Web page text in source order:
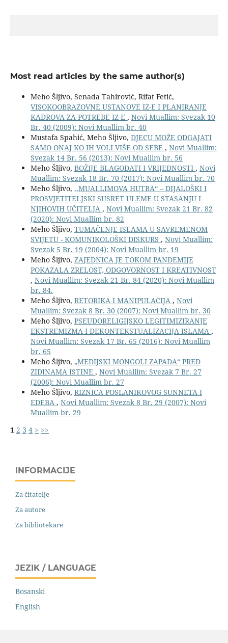
Most read articles by the same author(s)
Meho Šljivo, Senada Tahirović, Rifat Fetić,
VISOKOOBRAZOVNE USTANOVE IZ-E I PLANIRANJE
KADROVA ZA POTREBE IZ-E , Novi Muallim: Svezak 10
Br. 40 (2009): Novi Muallim br. 40
Mustafa Spahić, Meho Šljivo, DJECU MOŽE ODGAJATI
SAMO ONAJ KO IH VOLI VIŠE OD SEBE , Novi Muallim:
Svezak 14 Br. 56 (2013): Novi Muallim br. 56
Meho Šljivo, BOŽIJE BLAGODATI I VRIJEDNOSTI , Novi
Muallim: Svezak 18 Br. 70 (2017): Novi Muallim br. 70
Meho Šljivo, ,,MUALLIMOVA HUTBA“ – DIJALOŠKI I
PROSVJETITELJSKI SUSRET ULEME U STASANJU I
NJIHOVIH UČITELJA , Novi Muallim: Svezak 21 Br. 82
(2020): Novi Muallim br. 82
Meho Šljivo, TUMAČENJE ISLAMA U SAVREMENOM
SVIJETU - KOMUNIKOLOŠKI DISKURS , Novi Muallim:
Svezak 5 Br. 19 (2004): Novi Muallim br. 19
Meho Šljivo, ZAJEDNICA JE TOKOM PANDEMIJE
POKAZALA ZRELOST, ODGOVORNOST I KREATIVNOST
, Novi Muallim: Svezak 21 Br. 84 (2020): Novi Muallim
br. 84.
Meho Šljivo, RETORIKA I MANIPULACIJA , Novi
Muallim: Svezak 8 Br. 30 (2007): Novi Muallim br. 30
Meho Šljivo, PSEUDORELIGIJSKO LEGITIMIZIRANJE
EKSTREMIZMA I DEKONTEKSTUALIZACIJA ISLAMA ,
Novi Muallim: Svezak 17 Br. 65 (2016): Novi Muallim
br. 65
Meho Šljivo, „MEDIJSKI MONGOLI ZAPADA“ PRED
ZIDINAMA ISTINE , Novi Muallim: Svezak 7 Br. 27
(2006): Novi Muallim br. 27
Meho Šljivo, RIZNICA POSLANIKOVOG SUNNETA I
EDEBA , Novi Muallim: Svezak 8 Br. 29 (2007): Novi
Muallim br. 29
1 2 3 4 > >>
INFORMACIJE
Za čitatelje
Za autore
Za bibliotekare
JEZIK / LANGUAGE
Bosanski
English